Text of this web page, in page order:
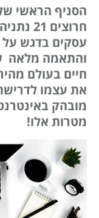
הסניף הראשי
עסקים בדגש על
והתאמה מלאה
חיים בעולם
את עצמו
מובהק
מטרות אלו!